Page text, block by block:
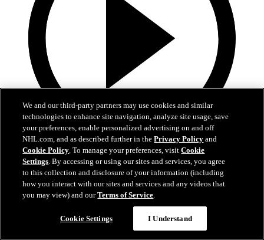
10:17
La Final de la Stanley Cup alrededor del mundo
Reviva los mejores momentos de la Final en 21 transmisiones y 14
We and our third-party partners may use cookies and similar
technologies to enhance site navigation, analyze site usage, save
your preferences, enable personalized advertising on and off
NHL.com, and as described further in thePrivacy Policy and
Cookie Policy. To manage your preferences, visitCookie
Settings. By accessing or using our sites and services, you agree
to this collection and disclosure of your information (including
how you interact with our sites and services and any videos that
you may view) and ourTerms of Service.
Cookie Settings I Understand